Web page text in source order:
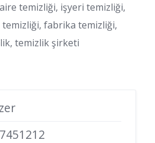
temizliği, işyeri temizliği,
fabrika temizliği,
temizlik şirketi